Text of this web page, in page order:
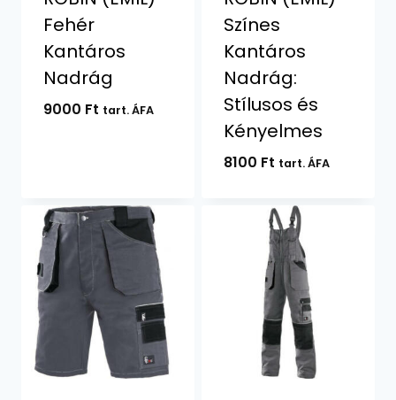
Fehér
Kantáros
Nadrág
9000 Ft tart. ÁFA
Színes
Kantáros
Nadrág:
Stílusos és
Kényelmes
8100 Ft tart. ÁFA